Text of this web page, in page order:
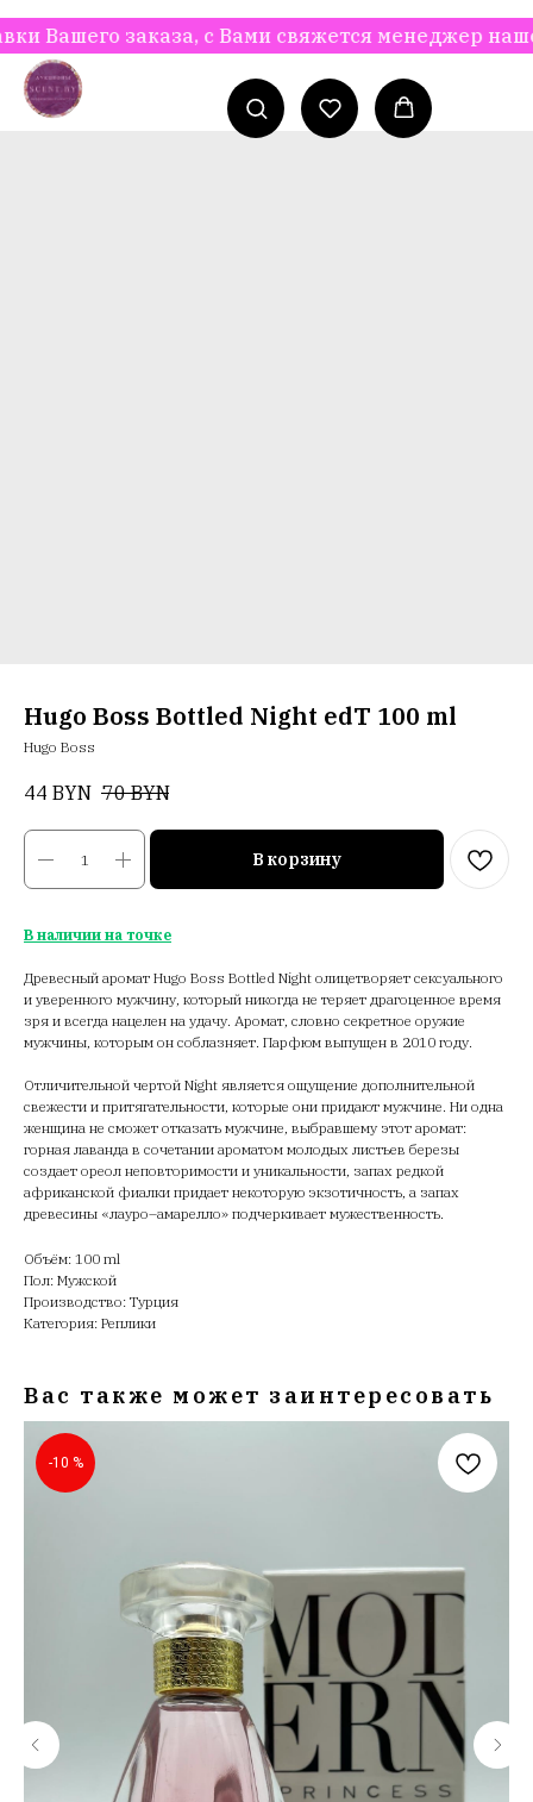
заказа, с Вами свяжется менеджер
Hugo Boss Bottled Night edT 100 ml
Hugo Boss
44 BYN 70 BYN
В корзину
В наличии на точке
Древесный аромат Hugo Boss Bottled Night олицетворяет сексуального
и уверенного мужчину, который никогда не теряет драгоценное время
зря и всегда нацелен на удачу. Аромат, словно секретное оружие
мужчины, которым он соблазняет. Парфюм выпущен в 2010 году.
Отличительной чертой Night является ощущение дополнительной
свежести и притягательности, которые они придают мужчине. Ни одна
женщина не сможет отказать мужчине, выбравшему этот аромат:
горная лаванда в сочетании ароматом молодых листьев березы
создает ореол неповторимости и уникальности, запах редкой
африканской фиалки придает некоторую экзотичность, а запах
древесины «лауро–амарелло» подчеркивает мужественность.
Объём: 100 ml
Пол: Мужской
Производство: Турция
Категория: Реплики
Вас также может заинтересовать
-10 %